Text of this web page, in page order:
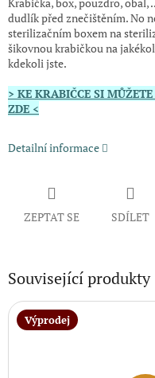
Krabička, box, pouzdro,
dudlík před znečištěním. No
sterilizačním boxem na
šikovnou krabičkou na
kdekoli jste.
> KE KRABIČCE SI
ZDE <
Detailní informace
ZEPTAT SE SDÍLET
Související produkty
Výprodej